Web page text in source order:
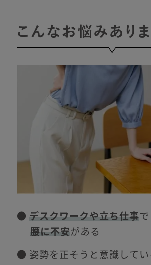
● デスクワークや立ち仕事で
腰に不安がある
● 姿勢を正そうと意識してい